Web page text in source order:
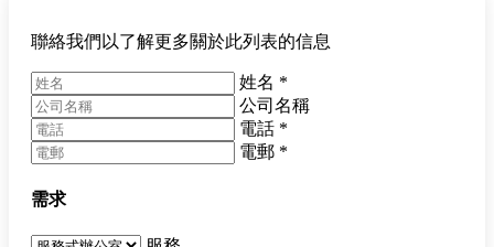
聯絡我們以了解更多關於此列表的信息
姓名 *
公司名稱
電話 *
電郵 *
需求